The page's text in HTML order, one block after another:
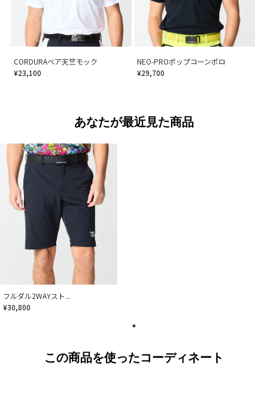
CORDURAベア天竺モック
¥23,100
NEO-PROポップコーンポロ
¥29,700
あなたが最近見た商品
フルダル2WAYスト...
¥30,800
この商品を使ったコーディネート